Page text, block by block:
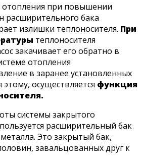
отопления при повышении
расширительного бака
излишки теплоносителя. При
теплоносителя
закачивает его обратно в
отопления
в заранее установленных
этому, осуществляется функция
системы закрытого
расширительный бак
Это закрытый бак,
завальцованных друг к